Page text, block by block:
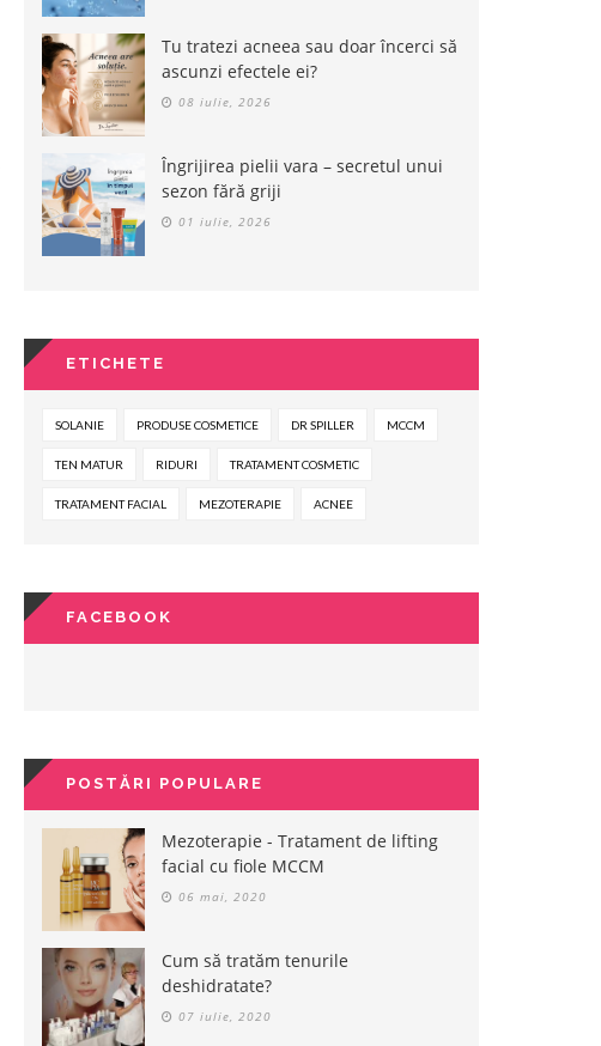
Tu tratezi acneea sau doar încerci să
ascunzi efectele ei?
08 iulie, 2026
Îngrijirea pielii vara – secretul unui
sezon fără griji
01 iulie, 2026
ETICHETE
SOLANIE PRODUSE COSMETICE DR SPILLER MCCM
TEN MATUR RIDURI TRATAMENT COSMETIC
TRATAMENT FACIAL MEZOTERAPIE ACNEE
FACEBOOK
POSTĂRI POPULARE
Mezoterapie - Tratament de lifting
facial cu fiole MCCM
06 mai, 2020
Cum să tratăm tenurile
deshidratate?
07 iulie, 2020